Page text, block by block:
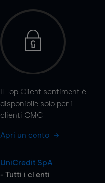
Il Top Client sentiment è
disponibile solo per i
clienti CMC
Apri un conto
UniCredit SpA
- Tutti i clienti